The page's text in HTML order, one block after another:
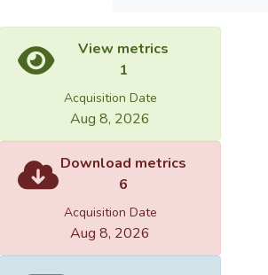
View metrics
1
Acquisition Date
Aug 8, 2026
Download metrics
6
Acquisition Date
Aug 8, 2026